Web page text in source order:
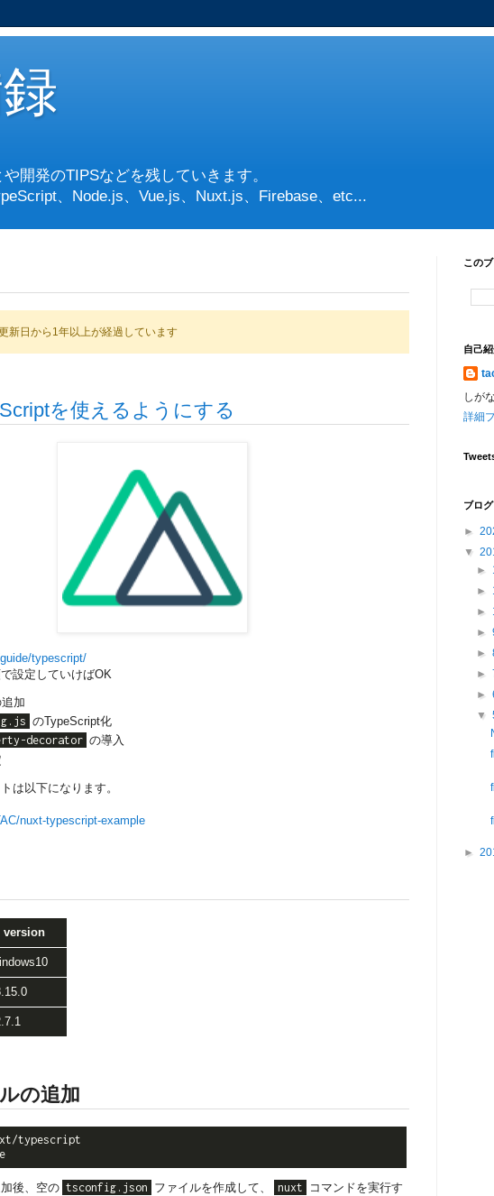
開発のTIPSなどを残していきます。
、Node.js、Vue.js、Nuxt.js、Firebase、etc...
新日から1年以上が経過しています
を使えるようにする
typescript/
設定していけばOK
加
のTypeScript化
decorator の導入
は以下になります。
nuxt-typescript-example
version
の追加
typescript
後、空の tsconfig.json ファイルを作成して、 nuxt
コマンドを実行す
この
自己
しが
詳細
ブロ
►
▼
►
►
►
►
►
►
►
▼
►